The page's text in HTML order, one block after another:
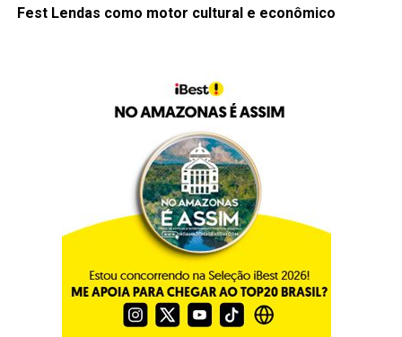
Fest Lendas como motor cultural e econômico